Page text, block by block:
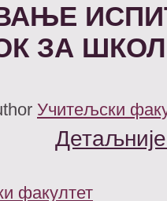
ЗА
Учитељски
факултет